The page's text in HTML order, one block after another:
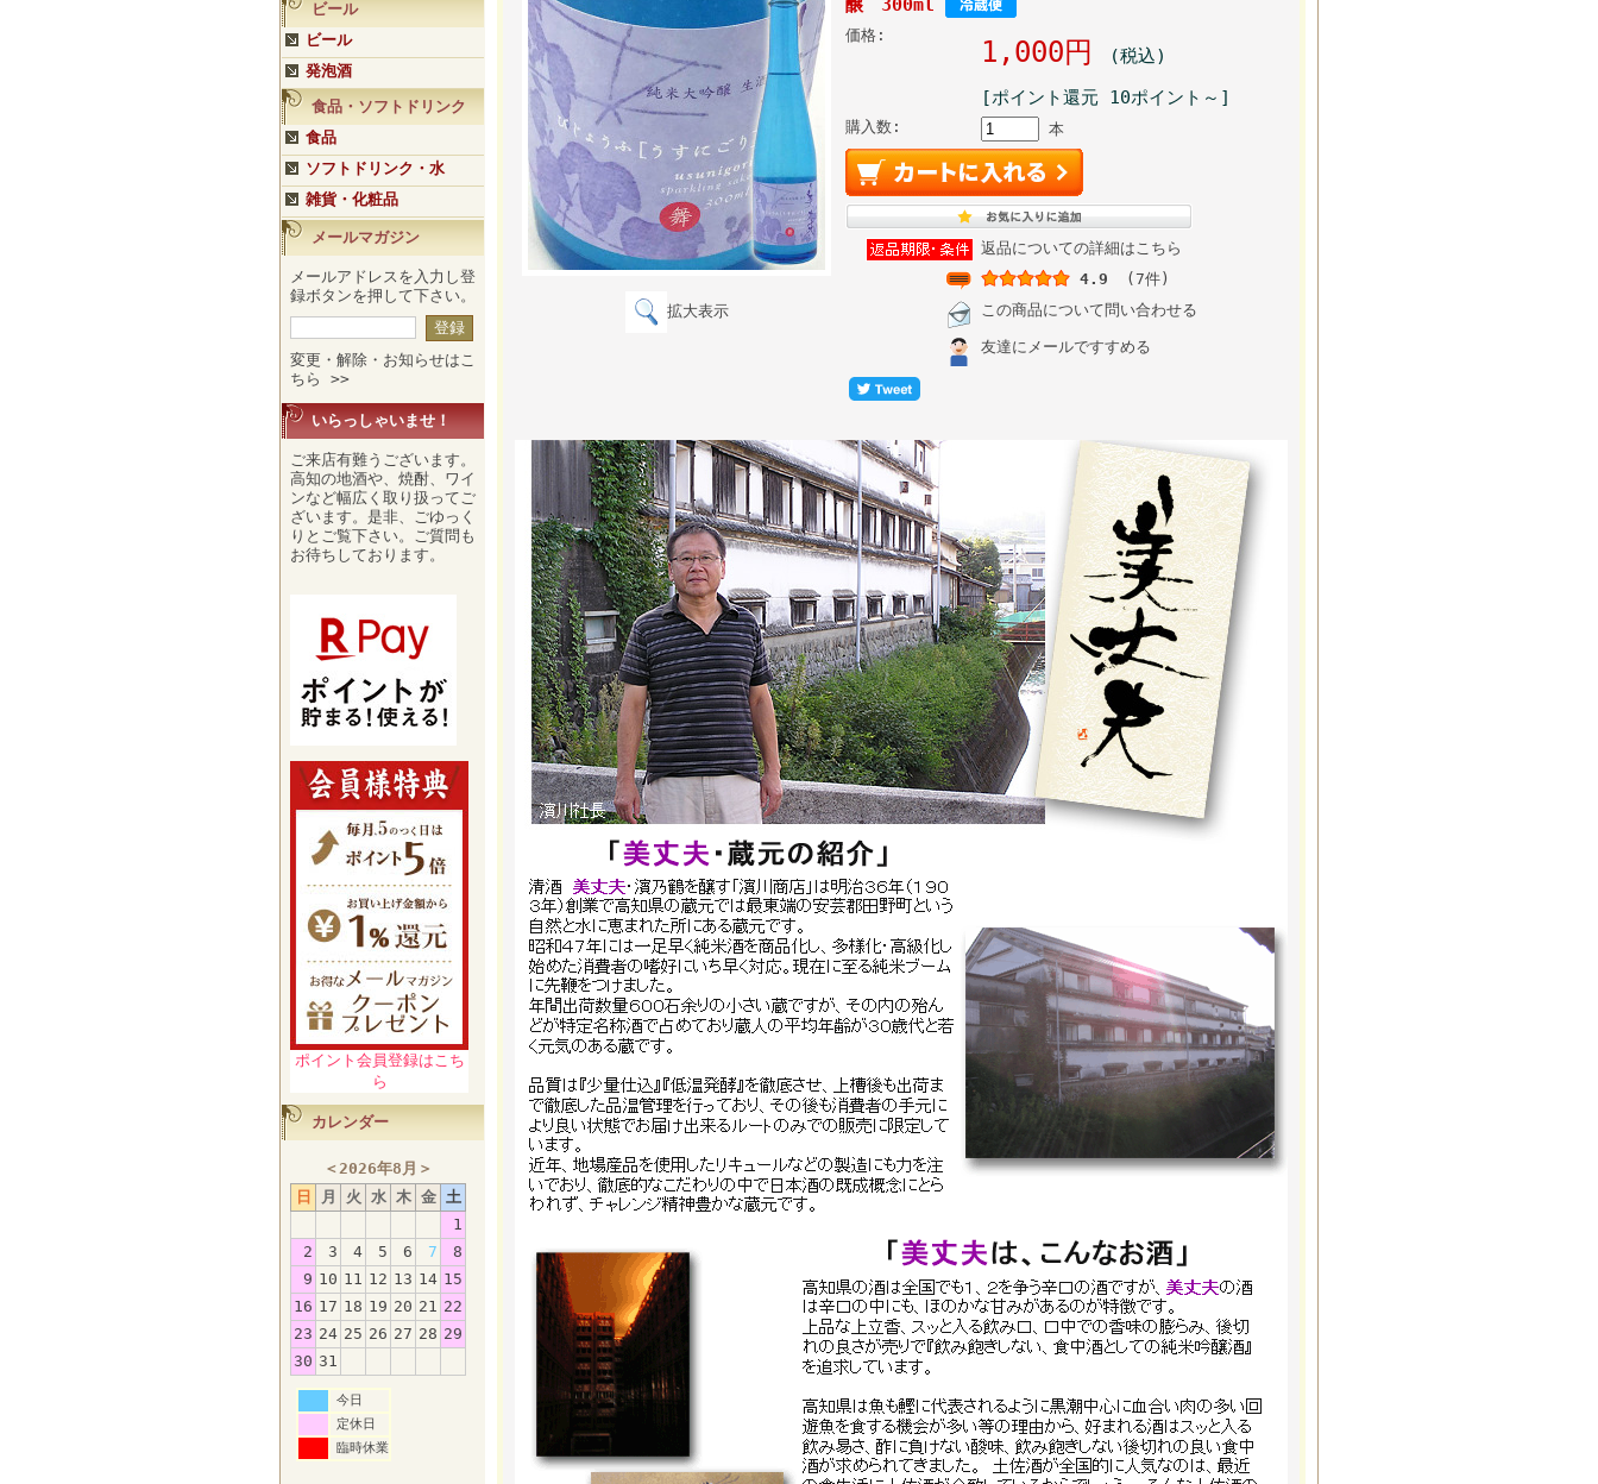
ビール
ビール
発泡酒
食品・ソフトドリンク
食品
ソフトドリンク・水
雑貨・化粧品
メールマガジン
メールアドレスを入力し登
録ボタンを押して下さい。
変更・解除・お知らせはこ
ちら >>
いらっしゃいませ！
ご来店有難うございます。
高知の地酒や、焼酎、ワイ
ンなど幅広く取り扱ってご
ざいます。是非、ごゆっく
りとご覧下さい。ご質問も
お待ちしております。
ポイント会員登録はこち
ら
カレンダー
＜2026年8月 ＞
日
月 火 水 木 金 土
1
2
3 4 5 6 7
8
9 10 11 12 13 14 15
16 17 18 19 20 21 22
23 24 25 26 27 28 29
30 31
今日
定休日
臨時休業
拡大表示
醸 300ml
価格:
1,000円 (税込)
[ポイント還元 10ポイント～]
購入数: 本
返品についての詳細はこちら
4.9
(7件)
この商品について問い合わせる
友達にメールですすめる